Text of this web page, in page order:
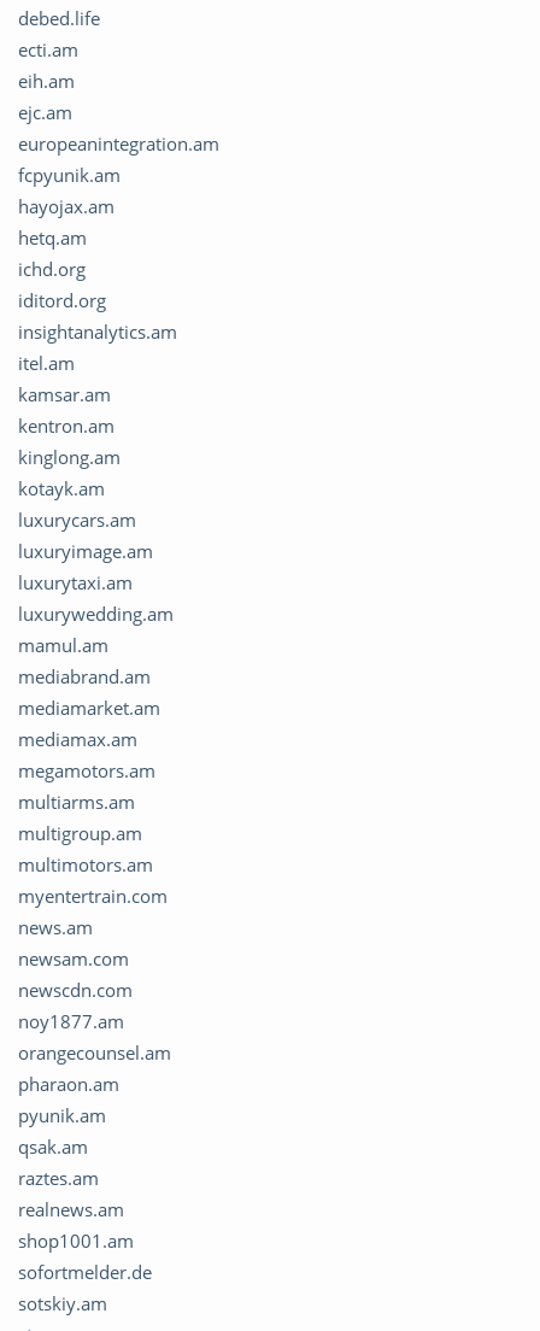
debed.life
ecti.am
eih.am
ejc.am
europeanintegration.am
fcpyunik.am
hayojax.am
hetq.am
ichd.org
iditord.org
insightanalytics.am
itel.am
kamsar.am
kentron.am
kinglong.am
kotayk.am
luxurycars.am
luxuryimage.am
luxurytaxi.am
luxurywedding.am
mamul.am
mediabrand.am
mediamarket.am
mediamax.am
megamotors.am
multiarms.am
multigroup.am
multimotors.am
myentertrain.com
news.am
newsam.com
newscdn.com
noy1877.am
orangecounsel.am
pharaon.am
pyunik.am
qsak.am
raztes.am
realnews.am
shop1001.am
sofortmelder.de
sotskiy.am